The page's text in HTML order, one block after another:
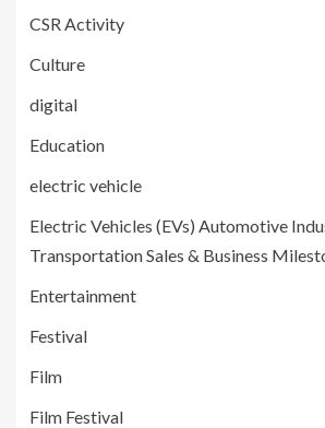
CSR Activity
Culture
digital
Education
electric vehicle
Electric Vehicles (EVs) Automotive
Transportation Sales & Business
Entertainment
Festival
Film
Film Festival